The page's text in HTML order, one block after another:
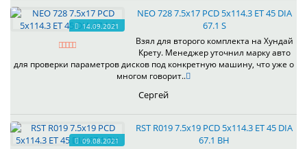
14.09.2021
NEO 728 7.5x17 PCD 5x114.3 ET 45 DIA
67.1 S
Взял для второго комплекта на Хундай
Крету. Менеджер уточнил марку авто
для проверки параметров дисков под конкретную машину, что уже о
многом говорит..
Сергей
09.08.2021
RST R019 7.5x19 PCD 5x114.3 ET 45 DIA
67.1 BH